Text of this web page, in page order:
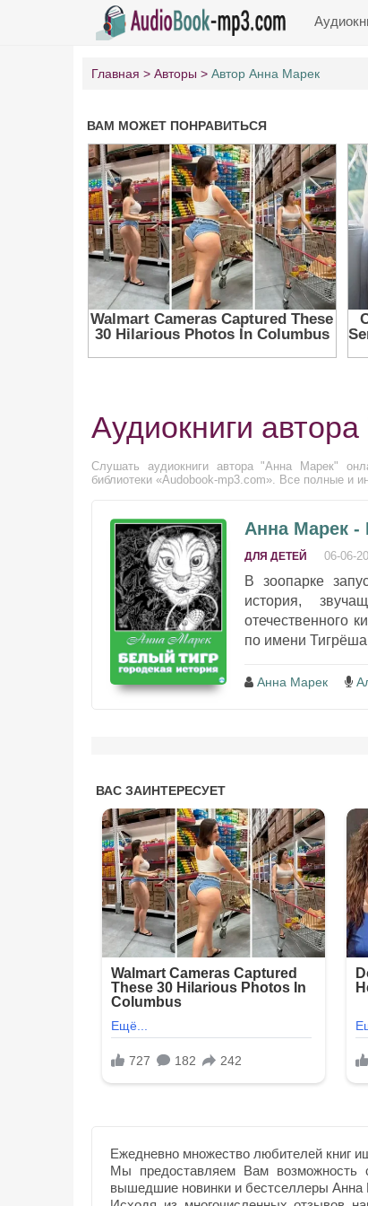
Главная Авторы Автор Анна Марек
Аудиокниги
Слушать аудиокниги автора "Анна Марек"
библиотеки «Audobook-mp3.com». Все полные и
Анна Марек -
ДЛЯ ДЕТЕЙ 06-06-
В зоопарке
история,
отечественного
по имени
Анна Марек
Ежедневно множество любителей книг
Мы предоставляем Вам возможность
вышедшие новинки и бестселлеры Анна